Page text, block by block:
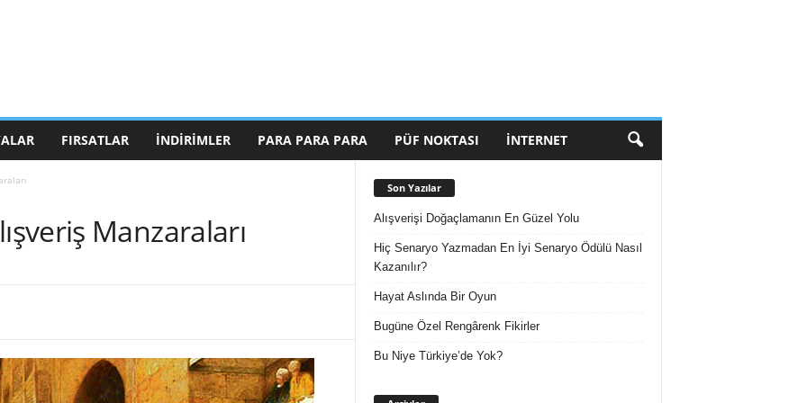
FIRSATLAR İNDIRIMLER PARA PARA PARA PÜF NOKTASI İNTERNET
Manzaraları
Son Yazılar
Alışverişi Doğaçlamanın En Güzel Yolu
Hiç Senaryo Yazmadan En İyi Senaryo Ödülü Nasıl
Kazanılır?
Hayat Aslında Bir Oyun
Bugüne Özel Rengârenk Fikirler
Bu Niye Türkiye’de Yok?